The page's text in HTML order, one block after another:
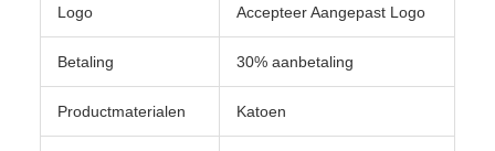
Logo Accepteer Aangepast Logo
Betaling 30% aanbetaling
Productmaterialen Katoen